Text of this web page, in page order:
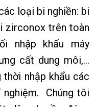
loại bi nghiền: bi
zirconox trên toàn
nhập khẩu máy
cất dung môi,…
nhập khẩu các
Chúng tôi